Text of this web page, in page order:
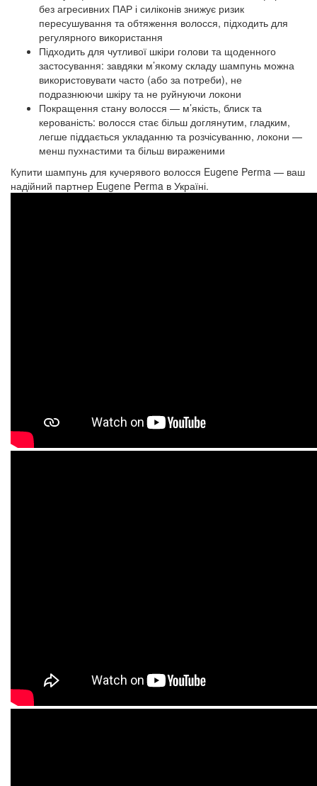
без агресивних ПАР і силіконів знижує ризик
пересушування та обтяження волосся, підходить для
регулярного використання
Підходить для чутливої шкіри голови та щоденного
застосування: завдяки м’якому складу шампунь можна
використовувати часто (або за потреби), не
подразнюючи шкіру та не руйнуючи локони
Покращення стану волосся — м’якість, блиск та
керованість: волосся стає більш доглянутим, гладким,
легше піддається укладанню та розчісуванню, локони —
менш пухнастими та більш вираженими
Купити шампунь для кучерявого волосся Eugene Perma — ваш
надійний партнер Eugene Perma в Україні.